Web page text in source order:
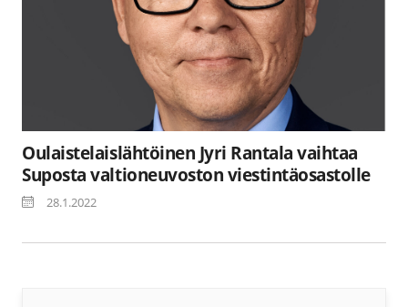
Oulaistelaislähtöinen Jyri Rantala vaihtaa
Suposta valtioneuvoston viestintäosastolle
28.1.2022